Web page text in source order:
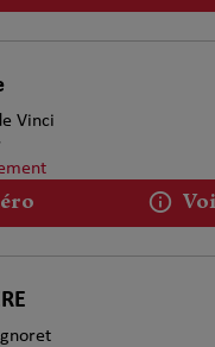
Vinci